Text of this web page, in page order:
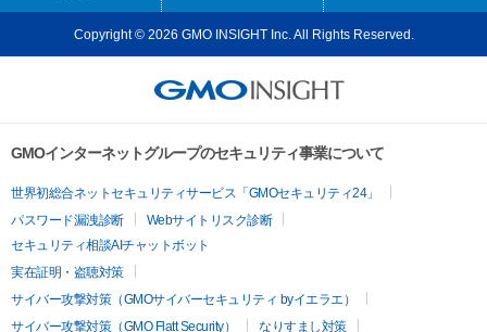
Copyright © 2026 GMO INSIGHT Inc. All Rights Reserved.
GMOインターネットグループのセキュリティ事業について
世界初総合ネットセキュリティサービス「GMOセキュリティ24」
パスワード漏洩診断
Webサイトリスク診断
セキュリティ相談AIチャットボット
実在証明・盗聴対策
サイバー攻撃対策（GMOサイバーセキュリティ byイエラエ）
サイバー攻撃対策（GMO Flatt Security）
なりすまし対策